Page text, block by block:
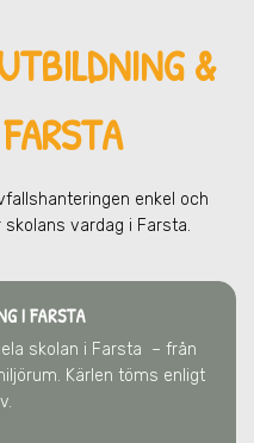
&
enkel och
skolans vardag i Farsta.
I FARSTA
skolan i Farsta – från
Kärlen töms enligt